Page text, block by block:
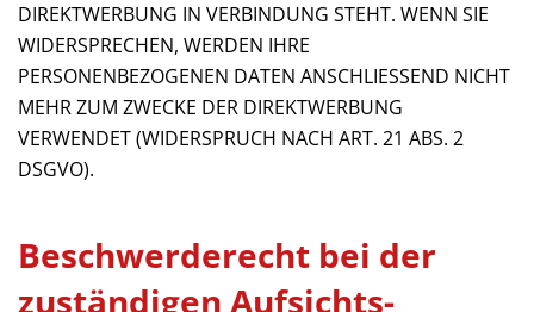
DIREKTWERBUNG IN VERBINDUNG STEHT. WENN SIE
WIDERSPRECHEN, WERDEN IHRE
PERSONENBEZOGENEN DATEN ANSCHLIESSEND NICHT
MEHR ZUM ZWECKE DER DIREKTWERBUNG
VERWENDET (WIDERSPRUCH NACH ART. 21 ABS. 2
DSGVO).
Beschwerde­recht bei der
zuständigen Aufsichts­